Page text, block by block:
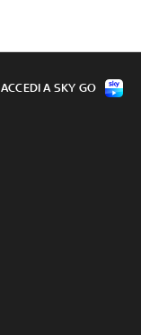
ACCEDI A SKY GO